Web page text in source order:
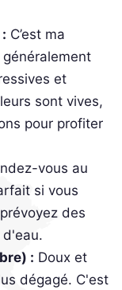
C’est ma
et
sont vives,
pour profiter
vous au
si vous
des
: Doux et
dégagé. C'est